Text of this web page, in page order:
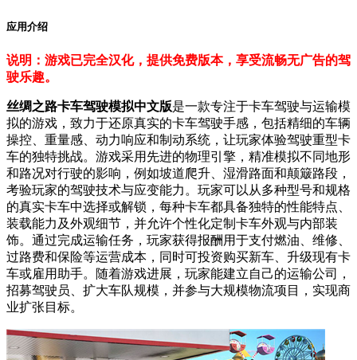
应用介绍
说明：游戏已完全汉化，提供免费版本，享受流畅无广告的驾
驶乐趣。
丝绸之路卡车驾驶模拟中文版是一款专注于卡车驾驶与运输模
拟的游戏，致力于还原真实的卡车驾驶手感，包括精细的车辆
操控、重量感、动力响应和制动系统，让玩家体验驾驶重型卡
车的独特挑战。游戏采用先进的物理引擎，精准模拟不同地形
和路况对行驶的影响，例如坡道爬升、湿滑路面和颠簸路段，
考验玩家的驾驶技术与应变能力。玩家可以从多种型号和规格
的真实卡车中选择或解锁，每种卡车都具备独特的性能特点、
装载能力及外观细节，并允许个性化定制卡车外观与内部装
饰。通过完成运输任务，玩家获得报酬用于支付燃油、维修、
过路费和保险等运营成本，同时可投资购买新车、升级现有卡
车或雇用助手。随着游戏进展，玩家能建立自己的运输公司，
招募驾驶员、扩大车队规模，并参与大规模物流项目，实现商
业扩张目标。